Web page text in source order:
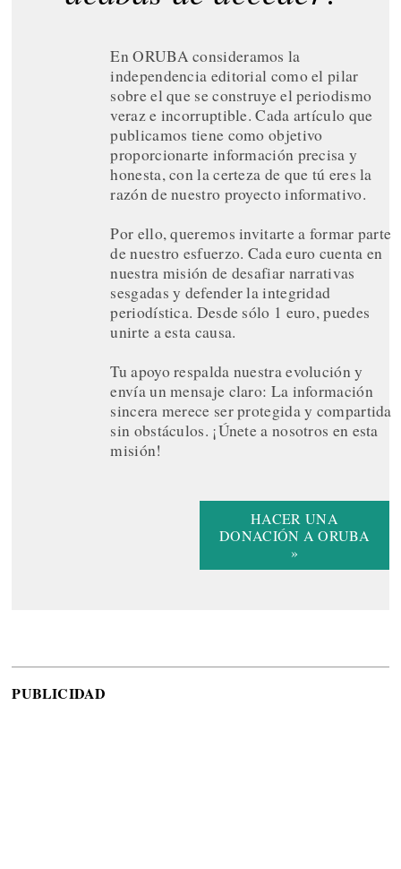
En ORUBA consideramos la
independencia editorial como el pilar
sobre el que se construye el periodismo
veraz e incorruptible. Cada artículo que
publicamos tiene como objetivo
proporcionarte información precisa y
honesta, con la certeza de que tú eres la
razón de nuestro proyecto informativo.
Por ello, queremos invitarte a formar parte
de nuestro esfuerzo. Cada euro cuenta en
nuestra misión de desafiar narrativas
sesgadas y defender la integridad
periodística. Desde sólo 1 euro, puedes
unirte a esta causa.
Tu apoyo respalda nuestra evolución y
envía un mensaje claro: La información
sincera merece ser protegida y compartida
sin obstáculos. ¡Únete a nosotros en esta
misión!
HACER UNA
DONACIÓN A ORUBA
»
PUBLICIDAD